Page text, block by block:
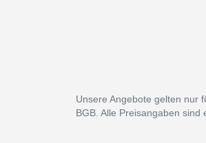
Unsere Angebote gelten nur
BGB. Alle Preisangaben sind